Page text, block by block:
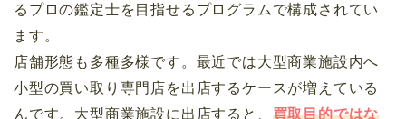
るプロの鑑定士を目指せるプログラムで構成されてい
ます。
店舗形態も多種多様です。最近では大型商業施設内へ
小型の買い取り専門店を出店するケースが増えている
んです。大型商業施設に出店すると、 買取目的ではな